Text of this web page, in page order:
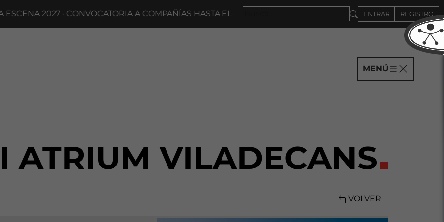
2027 · CONVOCATORIA A COMPAÑÍAS HASTA EL 4DE SEPTIEMBRE ENTRAR REGISTRO
MENÚ
ATRIUM VILADECANS
VOLVER